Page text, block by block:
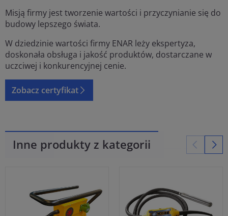
Misją firmy jest tworzenie wartości i przyczynianie się do
budowy lepszego świata.
W dziedzinie wartości firmy ENAR leży ekspertyza,
doskonała obsługa i jakość produktów, dostarczane w
uczciwej i konkurencyjnej cenie.
Zobacz certyfikat
Inne produkty z kategorii